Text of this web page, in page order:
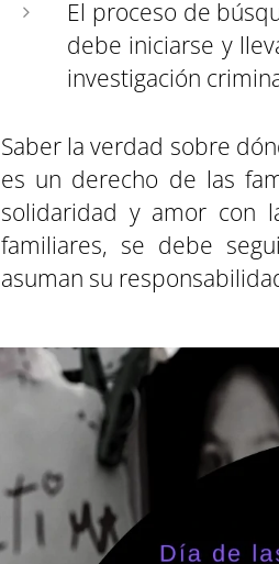
El proceso de
debe iniciarse y
investigación
Saber la verdad sobre
es un derecho de las
solidaridad y amor con
familiares, se debe
asuman su